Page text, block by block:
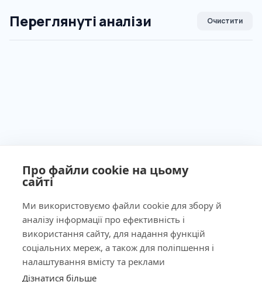
Про файли cookie на цьому
сайті
Ми використовуємо файли cookie для збору й
аналізу інформації про ефективність і
використання сайту, для надання функцій
соціальних мереж, а також для поліпшення і
налаштування вмісту та реклами
Дізнатися більше
Переглянуті аналізи Очистити
Ліцензія МОЗ України №603260 від 23.09.2011
КНОПКА